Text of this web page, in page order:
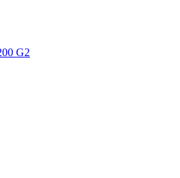
G2